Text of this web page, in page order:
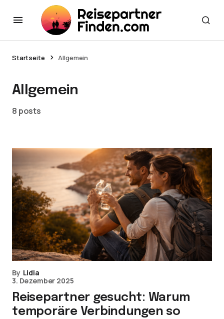
Startseite Allgemein
Allgemein
8 posts
By Lidia
3. Dezember 2025
Reisepartner gesucht: Warum
temporäre Verbindungen so